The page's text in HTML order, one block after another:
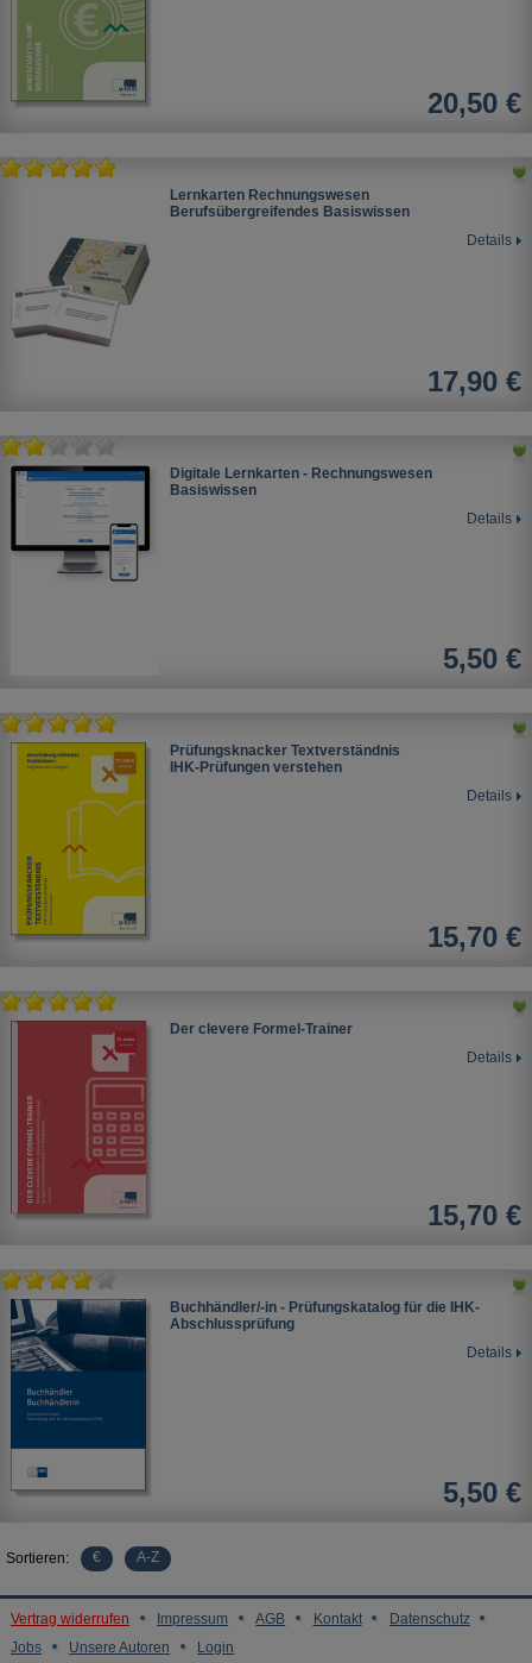
20,50 €
Lernkarten Rechnungswesen
Berufsübergreifendes Basiswissen
Details
17,90 €
Digitale Lernkarten - Rechnungswesen
Basiswissen
Details
5,50 €
Prüfungsknacker Textverständnis
IHK-Prüfungen verstehen
Details
15,70 €
Der clevere Formel-Trainer
Details
15,70 €
Buchhändler/-in - Prüfungskatalog für die IHK-
Abschlussprüfung
Details
5,50 €
Sortieren: € A-Z
Vertrag widerrufen Impressum AGB Kontakt
Datenschutz
Jobs
Unsere Autoren Login